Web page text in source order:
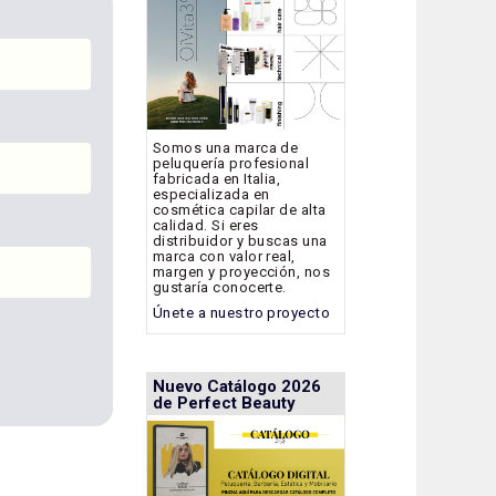
Somos una marca de
peluquería profesional
fabricada en Italia,
especializada en
cosmética capilar de alta
calidad. Si eres
distribuidor y buscas una
marca con valor real,
margen y proyección, nos
gustaría conocerte.
Únete a nuestro proyecto
Nuevo Catálogo 2026
de Perfect Beauty